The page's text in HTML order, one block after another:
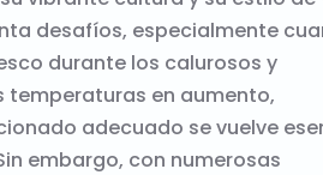
desafíos, especialmente
durante los calurosos y
temperaturas en aumento,
adecuado se vuelve
embargo, con numerosas